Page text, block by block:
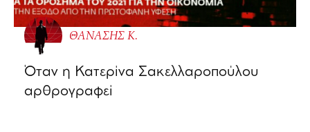
ΘΑΝΑΣΗΣ Κ.
Όταν η Κατερίνα Σακελλαροπούλου
αρθρογραφεί